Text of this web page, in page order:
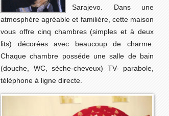
Sarajevo. Dans une
atmosphére agréable et familiére, cette maison
vous offre cinq chambres (simples et à deux
lits) décorées avec beaucoup de charme.
Chaque chambre posséde une salle de bain
(douche, WC, sèche-cheveux) TV- parabole,
téléphone à ligne directe.